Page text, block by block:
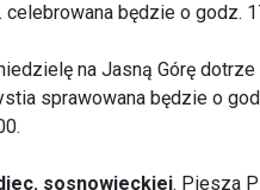
celebrowana będzie o godz.
na Jasną Górę dotrze
sprawowana będzie o
sosnowieckiej. Piesza